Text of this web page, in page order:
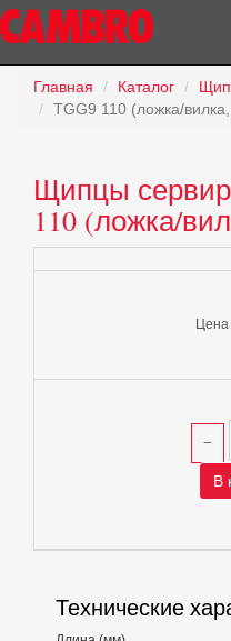
Главная Каталог
TGG9 110 (ложка/
Щипцы
110 (ложка/
Цена
В
Технические